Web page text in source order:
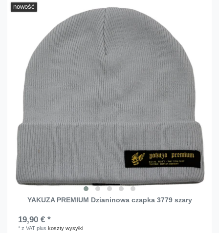
nowość
YAKUZA PREMIUM Dzianinowa czapka 3779 szary
19,90 € *
*z VAT pluskoszty wysyłki